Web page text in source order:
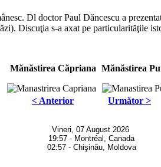
Dl doctor Paul Dăncescu a
Discuţia s-a axat pe particularităţile
Mănăstirea Căpriana Mănăstirea
< Anterior Următor >
Vineri, 07 August 2026
19:57 - Montréal, Canada
02:57 - Chişinău, Moldova